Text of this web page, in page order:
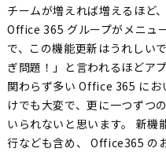
チームが増えれば増えるほど
Office 365 グループがメニュ
で、この機能更新はうれしい
ぎ問題！」と言われるほどア
関わらず多い Office 365 にお
けでも大変で、更に一つずつ
いられないと思います。 新機
行なども含め、 Office365 の